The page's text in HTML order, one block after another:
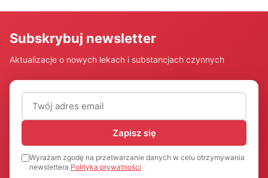
Subskrybuj newsletter
Aktualizacje o nowych lekach i substancjach czynnych
Adres email (wymagany)
Zapisz się
Wyrażam zgodę na przetwarzanie danych w celu otrzymywania
newslettera Polityka prywatności